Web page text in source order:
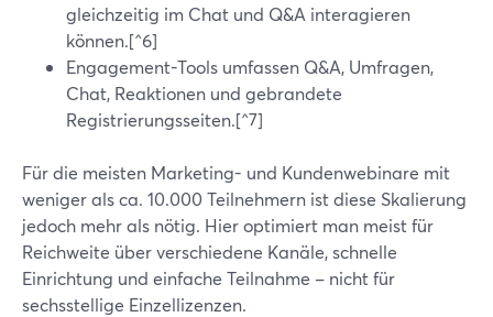
gleichzeitig im Chat und Q&A interagieren
können.[^6]
Engagement-Tools umfassen Q&A, Umfragen,
Chat, Reaktionen und gebrandete
Registrierungsseiten.[^7]
Für die meisten Marketing- und Kundenwebinare mit
weniger als ca. 10.000 Teilnehmern ist diese Skalierung
jedoch mehr als nötig. Hier optimiert man meist für
Reichweite über verschiedene Kanäle, schnelle
Einrichtung und einfache Teilnahme – nicht für
sechsstellige Einzellizenzen.